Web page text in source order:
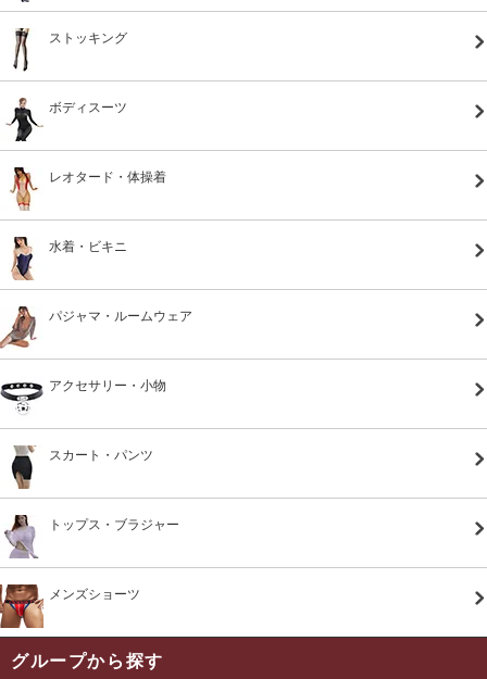
ストッキング
ボディスーツ
レオタード・体操着
水着・ビキニ
パジャマ・ルームウェア
アクセサリー・小物
スカート・パンツ
トップス・ブラジャー
メンズショーツ
グループから探す